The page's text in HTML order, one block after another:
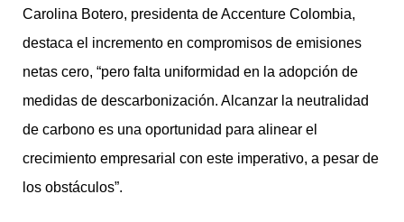
Carolina Botero, presidenta de Accenture Colombia,
destaca el incremento en compromisos de emisiones
netas cero, “pero falta uniformidad en la adopción de
medidas de descarbonización. Alcanzar la neutralidad
de carbono es una oportunidad para alinear el
crecimiento empresarial con este imperativo, a pesar de
los obstáculos”.